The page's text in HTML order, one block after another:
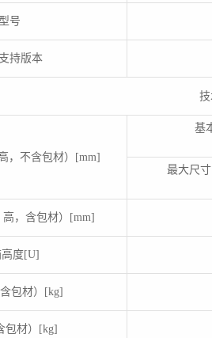
型号
持版本
，不含包材）[mm]
基
最大尺
，含包材）[mm]
度[U]
包材）[kg]
包材）[kg]